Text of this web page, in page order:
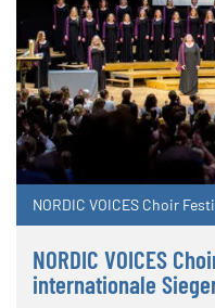
NORDIC VOICES Choir
NORDIC VOICES
internationale